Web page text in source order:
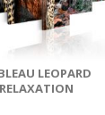
LEOPARD
RELAXATION